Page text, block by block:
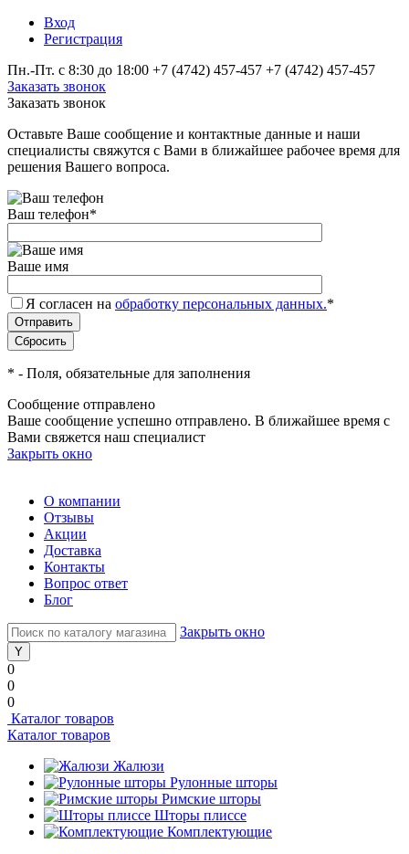
Вход
Регистрация
Пн.-Пт. с 8:30 до 18:00 +7 (4742) 457‑457 +7 (4742) 457‑457
Заказать звонок
Заказать звонок
Оставьте Ваше сообщение и контактные данные и наши
специалисты свяжутся с Вами в ближайшее рабочее время для
решения Вашего вопроса.
Ваш телефон*
Ваше имя
Я согласен на обработку персональных данных.*
* - Поля, обязательные для заполнения
Сообщение отправлено
Ваше сообщение успешно отправлено. В ближайшее время с
Вами свяжется наш специалист
Закрыть окно
О компании
Отзывы
Акции
Доставка
Контакты
Вопрос ответ
Блог
Закрыть окно
0
0
0
Каталог товаров
Каталог товаров
Жалюзи
Рулонные шторы
Римские шторы
Шторы плиссе
Комплектующие